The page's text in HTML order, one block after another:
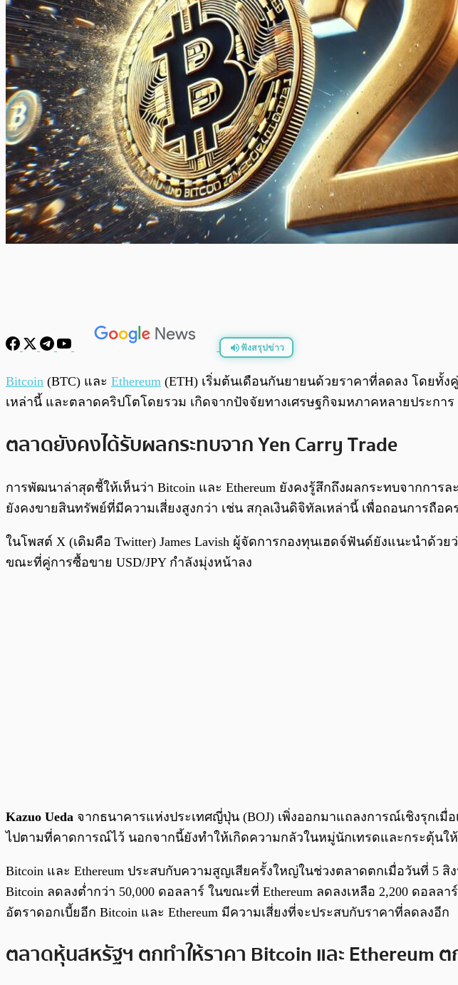
ฟังสรุปข่าว
พร้อมเล่น
Bitcoin (BTC) และ Ethereum (ETH) เริ่มต้นเดือนกันยายนด้วยราคาที่ลดลง โดยทั้
เหล่านี้ และตลาดคริปโตโดยรวม เกิดจากปัจจัยทางเศรษฐกิจมหภาคหลายประการ
ตลาดยังคงได้รับผลกระทบจาก Yen Carry Trade
การพัฒนาล่าสุดชี้ให้เห็นว่า Bitcoin และ Ethereum ยังคงรู้สึกถึงผลกระทบจากการ
ยังคงขายสินทรัพย์ที่มีความเสี่ยงสูงกว่า เช่น สกุลเงินดิจิทัลเหล่านี้ เพื่อถอนการถือ
ในโพสต์ X (เดิมคือ Twitter) James Lavish ผู้จัดการกองทุนเฮดจ์ฟันด์ยังแนะนำด้ว
ขณะที่คู่การซื้อขาย USD/JPY กำลังมุ่งหน้าลง
Kazuo Ueda จากธนาคารแห่งประเทศญี่ปุ่น (BOJ) เพิ่งออกมาแถลงการณ์เชิงรุกเ
ไปตามที่คาดการณ์ไว้ นอกจากนี้ยังทำให้เกิดความกลัวในหมู่นักเทรดและกระตุ้นให้
Bitcoin และ Ethereum ประสบกับความสูญเสียครั้งใหญ่ในช่วงตลาดตกเมื่อวันที่ 5
Bitcoin ลดลงต่ำกว่า 50,000 ดอลลาร์ ในขณะที่ Ethereum ลดลงเหลือ 2,200 ดอล
อัตราดอกเบี้ยอีก Bitcoin และ Ethereum มีความเสี่ยงที่จะประสบกับราคาที่ลดลงอีก
ตลาดหุ้นสหรัฐฯ ตกทำให้ราคา Bitcoin และ Ethereum